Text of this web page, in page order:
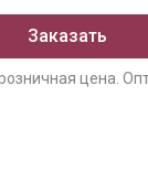
Заказать
цена.